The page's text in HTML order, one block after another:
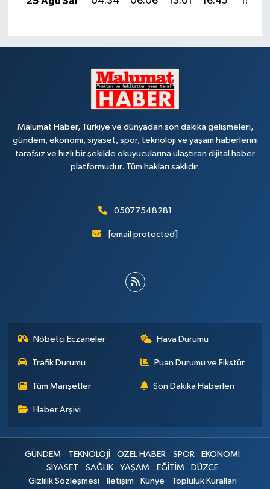
Malumat Haber, Türkiye ve dünyadan son dakika gelişmeleri,
gündem, ekonomi, siyaset, spor, teknoloji ve yaşam haberlerini
tarafsız ve hızlı bir şekilde okuyucularına ulaştıran dijital haber
platformudur. Tüm hakları saklıdır.
05077548281
[email protected]
Nöbetçi Eczaneler Hava Durumu
Trafik Durumu Puan Durumu ve Fikstür
Tüm Manşetler Son Dakika Haberleri
Haber Arşivi
GÜNDEM TEKNOLOJİ ÖZEL HABER SPOR
EKONOMİ
SİYASET
SAĞLIK YAŞAM EĞİTİM
DÜZCE
Gizlilik Sözleşmesi
İletişim Künye Topluluk Kuralları